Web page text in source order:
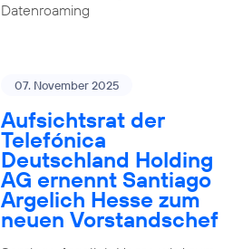
Datenroaming
07. November 2025
Aufsichtsrat der
Telefónica
Deutschland Holding
AG ernennt Santiago
Argelich Hesse zum
neuen Vorstandschef